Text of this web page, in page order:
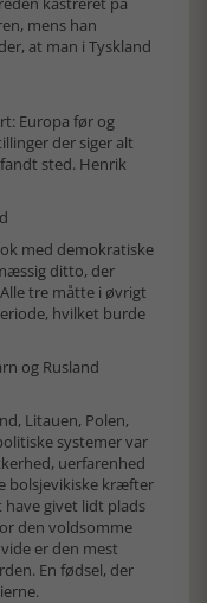
mens han
at man i Tyskland
Europa før og
der siger alt
sted. Henrik
med demokratiske
ditto, der
tre måtte i øvrigt
hvilket burde
og Rusland
Litauen, Polen,
systemer var
uerfarenhed
bolsjevikiske kræfter
givet lidt plads
den voldsomme
er den mest
En fødsel, der